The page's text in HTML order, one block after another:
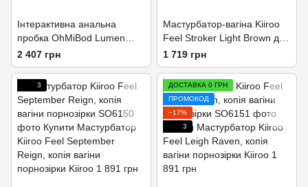
Інтерактивна анальна
пробка OhMiBod Lumen
powered by KIIROO
2 407 грн
Мастурбатор-вагіна Kiiroo
Feel Stroker Light Brown для
секс-машини Kiiroo Keon
1 719 грн
3
ДОСТАВКА 0 ГРН
ПРОМОКОД
−17%
3